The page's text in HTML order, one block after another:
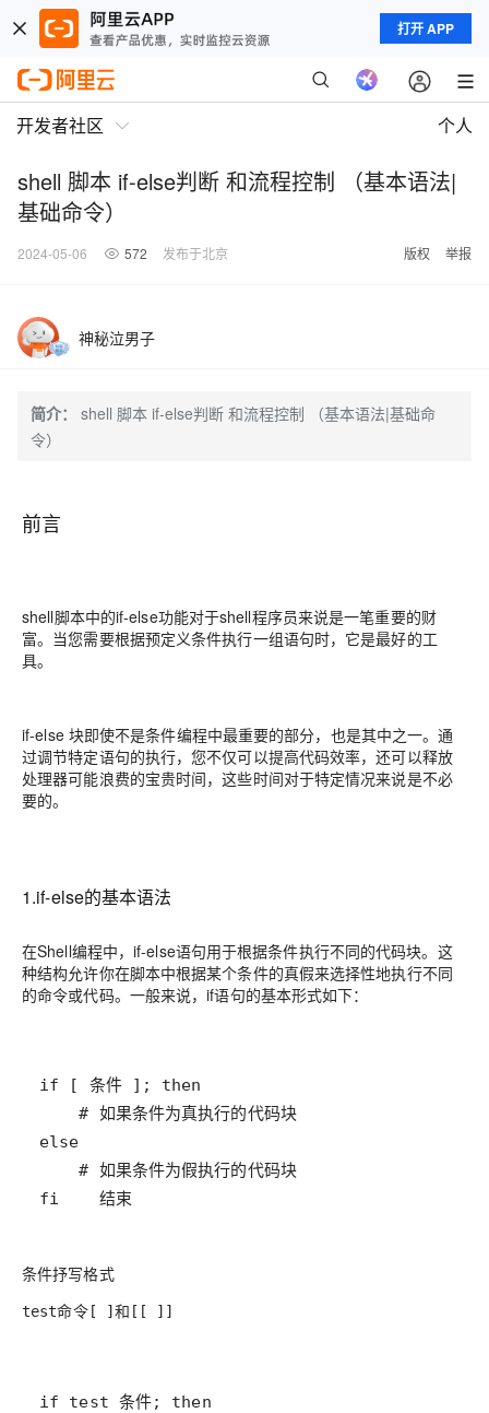
打开 APP
开发者社区 个人
shell 脚本 if-else判断 和流程控制 （基本语法|
基础命令）
2024-05-06 572 发布于北京 版权 举报
神秘泣男子
简介：
shell 脚本 if-else判断 和流程控制 （基本语法|基础命
令）
前言
shell脚本中的if-else功能对于shell程序员来说是一笔重要的财
富。当您需要根据预定义条件执行一组语句时，它是最好的工
具。
if-else 块即使不是条件编程中最重要的部分，也是其中之一。通
过调节特定语句的执行，您不仅可以提高代码效率，还可以释放
处理器可能浪费的宝贵时间，这些时间对于特定情况来说是不必
要的。
1.if-else的基本语法
在Shell编程中，if-else语句用于根据条件执行不同的代码块。这
种结构允许你在脚本中根据某个条件的真假来选择性地执行不同
的命令或代码。一般来说，if语句的基本形式如下：
    # 如果条件为真执行的代码块
    # 如果条件为假执行的代码块
fi    结束
条件抒写格式
test命令[ ]和[[ ]]